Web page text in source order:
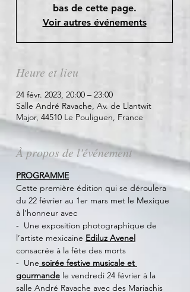
bas de cette page.
Voir autres événements
Heure et lieu
24 févr. 2023, 20:00 – 23:00
Salle André Ravache, Av. de Llantwit
Major, 44510 Le Pouliguen, France
À propos de l'événement
PROGRAMME
Cette première édition qui se déroulera
du 22 février au 1er mars met le Mexique
à l’honneur avec
-  Une exposition photographique de
l’artiste mexicaine Ediluz Avenel
consacrée à la fête des morts
-  Une soirée festive musicale et
gourmande le vendredi 24 février à la
salle André Ravache avec des Mariachis